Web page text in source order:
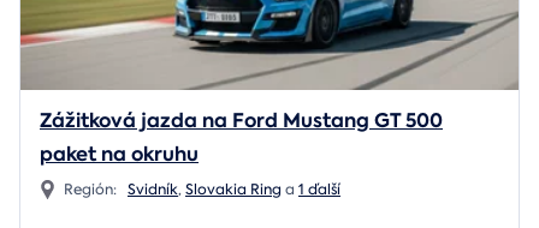
Zážitková jazda na Ford Mustang GT 500
paket na okruhu
Región: Svidník,Slovakia Ringa 1 ďalší